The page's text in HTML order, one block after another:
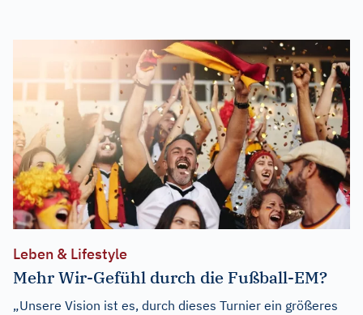
Leben & Lifestyle
Mehr Wir-Gefühl durch die Fußball-EM?
„Unsere Vision ist es, durch dieses Turnier ein größeres